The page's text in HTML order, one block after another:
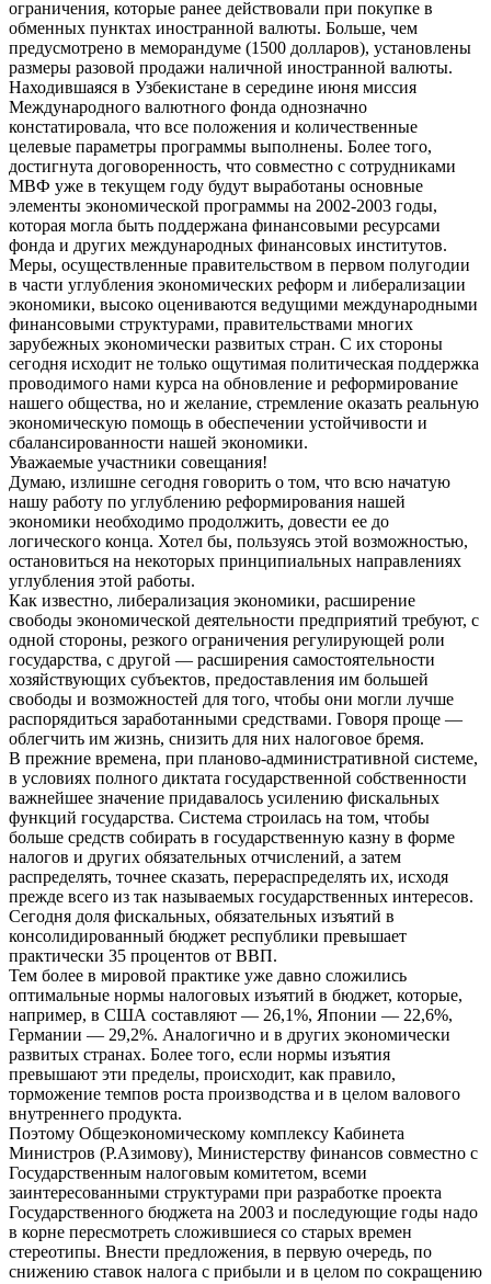
ограничения, которые ранее действовали при покупке в
обменных пунктах иностранной валюты. Больше, чем
предусмотрено в меморандуме (1500 долларов), установлены
размеры разовой продажи наличной иностранной валюты.
Находившаяся в Узбекистане в середине июня миссия
Международного валютного фонда однозначно
констатировала, что все положения и количественные
целевые параметры программы выполнены. Более того,
достигнута договоренность, что совместно с сотрудниками
МВФ уже в текущем году будут выработаны основные
элементы экономической программы на 2002-2003 годы,
которая могла быть поддержана финансовыми ресурсами
фонда и других международных финансовых институтов.
Меры, осуществленные правительством в первом полугодии
в части углубления экономических реформ и либерализации
экономики, высоко оцениваются ведущими международными
финансовыми структурами, правительствами многих
зарубежных экономически развитых стран. С их стороны
сегодня исходит не только ощутимая политическая поддержка
проводимого нами курса на обновление и реформирование
нашего общества, но и желание, стремление оказать реальную
экономическую помощь в обеспечении устойчивости и
сбалансированности нашей экономики.
Уважаемые участники совещания!
Думаю, излишне сегодня говорить о том, что всю начатую
нашу работу по углублению реформирования нашей
экономики необходимо продолжить, довести ее до
логического конца. Хотел бы, пользуясь этой возможностью,
остановиться на некоторых принципиальных направлениях
углубления этой работы.
Как известно, либерализация экономики, расширение
свободы экономической деятельности предприятий требуют, с
одной стороны, резкого ограничения регулирующей роли
государства, с другой — расширения самостоятельности
хозяйствующих субъектов, предоставления им большей
свободы и возможностей для того, чтобы они могли лучше
распорядиться заработанными средствами. Говоря проще —
облегчить им жизнь, снизить для них налоговое бремя.
В прежние времена, при планово-административной системе,
в условиях полного диктата государственной собственности
важнейшее значение придавалось усилению фискальных
функций государства. Система строилась на том, чтобы
больше средств собирать в государственную казну в форме
налогов и других обязательных отчислений, а затем
распределять, точнее сказать, перераспределять их, исходя
прежде всего из так называемых государственных интересов.
Сегодня доля фискальных, обязательных изъятий в
консолидированный бюджет республики превышает
практически 35 процентов от ВВП.
Тем более в мировой практике уже давно сложились
оптимальные нормы налоговых изъятий в бюджет, которые,
например, в США составляют — 26,1%, Японии — 22,6%,
Германии — 29,2%. Аналогично и в других экономически
развитых странах. Более того, если нормы изъятия
превышают эти пределы, происходит, как правило,
торможение темпов роста производства и в целом валового
внутреннего продукта.
Поэтому Общеэкономическому комплексу Кабинета
Министров (Р.Азимову), Министерству финансов совместно с
Государственным налоговым комитетом, всеми
заинтересованными структурами при разработке проекта
Государственного бюджета на 2003 и последующие годы надо
в корне пересмотреть сложившиеся со старых времен
стереотипы. Внести предложения, в первую очередь, по
снижению ставок налога с прибыли и в целом по сокращению